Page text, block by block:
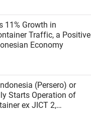
11% Growth in
Traffic, a Positive
Economy
(Persero) or
Starts Operation of
ex JICT 2,
of Tanjung